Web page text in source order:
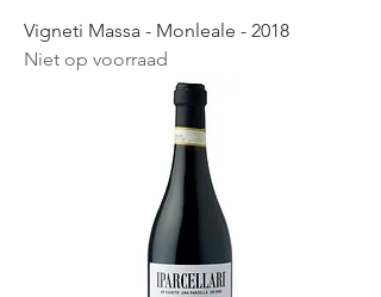
Vigneti Massa - Monleale - 2018
Niet op voorraad